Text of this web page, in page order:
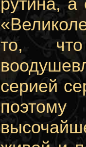
то,
серией